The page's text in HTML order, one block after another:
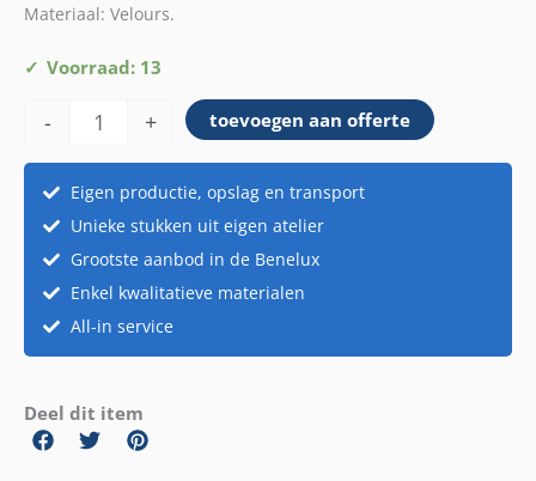
Materiaal: Velours.
Voorraad: 13
-
Velvet
groen
aantal
+ toevoegen aan offerte
Eigen productie, opslag en transport
Unieke stukken uit eigen atelier
Grootste aanbod in de Benelux
Enkel kwalitatieve materialen
All-in service
Deel dit item